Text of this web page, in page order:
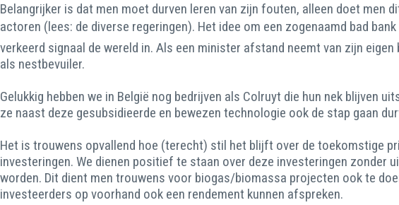
Belangrijker is dat men moet durven leren van zijn fouten, alleen doet men
actoren (lees: de diverse regeringen). Het idee om een zogenaamd bad
verkeerd signaal de wereld in. Als een minister afstand neemt van zijn
als nestbevuiler.
Gelukkig hebben we in België nog bedrijven als Colruyt die hun nek blijven
ze naast deze gesubsidieerde en bewezen technologie ook de stap gaan
Het is trouwens opvallend hoe (terecht) stil het blijft over de toekomstige
investeringen. We dienen positief te staan over deze investeringen
worden. Dit dient men trouwens voor biogas/biomassa projecten ook te
investeerders op voorhand ook een rendement kunnen afspreken.